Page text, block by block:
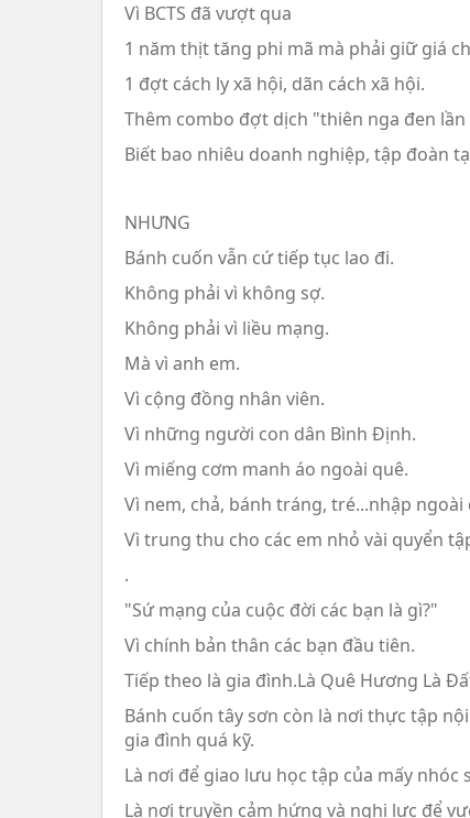
Vì BCTS đã vượt qua
1 năm thịt tăng phi mã mà phải giữ giá
1 đợt cách ly xã hội, dãn cách xã hội.
Thêm combo đợt dịch "thiên nga đen lần
Biết bao nhiêu doanh nghiệp, tập đoàn
NHƯNG
Bánh cuốn vẫn cứ tiếp tục lao đi.
Không phải vì không sợ.
Không phải vì liều mạng.
Mà vì anh em.
Vì cộng đồng nhân viên.
Vì những người con dân Bình Định.
Vì miếng cơm manh áo ngoài quê.
Vì nem, chả, bánh tráng, tré...nhập
Vì trung thu cho các em nhỏ vài quyển
.
"Sứ mạng của cuộc đời các bạn là gì?"
Vì chính bản thân các bạn đầu tiên.
Tiếp theo là gia đình.Là Quê Hương Là
Bánh cuốn tây sơn còn là nơi thực tập
gia đình quá kỹ.
Là nơi để giao lưu học tập của mấy nhóc
Là nơi truyền cảm hứng và nghị lực để